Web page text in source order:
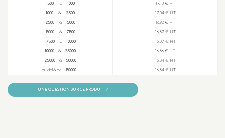
500à 1000 17,13 € HT
1000 à 2500 17,04 € HT
2500 à 5000 16,92 € HT
5000à 7500 16,87 € HT
7500à 10000 16,87 € HT
10000 à 25000 16,86 € HT
25000 à 50000 16,84 € HT
au delà de 50000 16,84 € HT
UNE QUESTION SUR CE PRODUIT ?